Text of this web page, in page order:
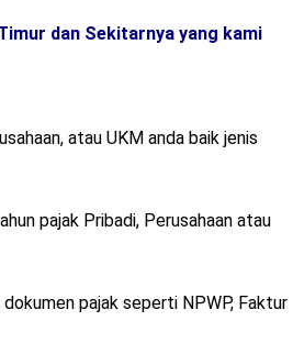
dan Sekitarnya yang kami
atau UKM anda baik jenis
pajak Pribadi, Perusahaan atau
pajak seperti NPWP, Faktur